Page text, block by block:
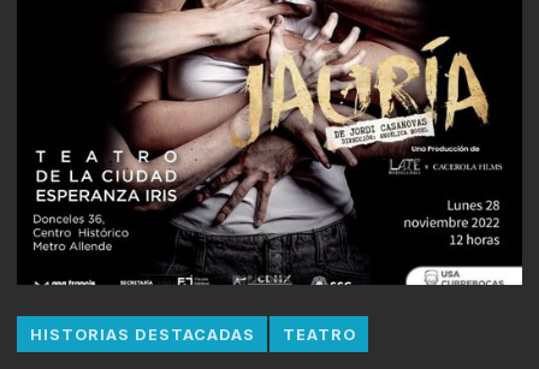
HISTORIAS DESTACADAS TEATRO